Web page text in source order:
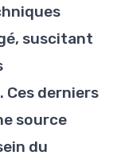
suscitant
Ces derniers
source
du